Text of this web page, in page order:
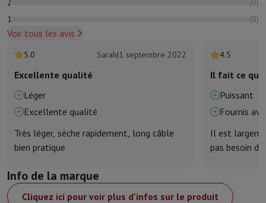
2
(0)
1
(0)
Voir tous les avis
5.0 Sarah|1 septembre 2022
Excellente qualité
Léger
Excellente qualité
Très léger, sèche rapidement, long câble
bien pratique
4.5
Il fait ce
Puissant
Fournis
Il est
pas besoin
Info de la marque
Cliquez ici pour voir plus d'infos sur le produit